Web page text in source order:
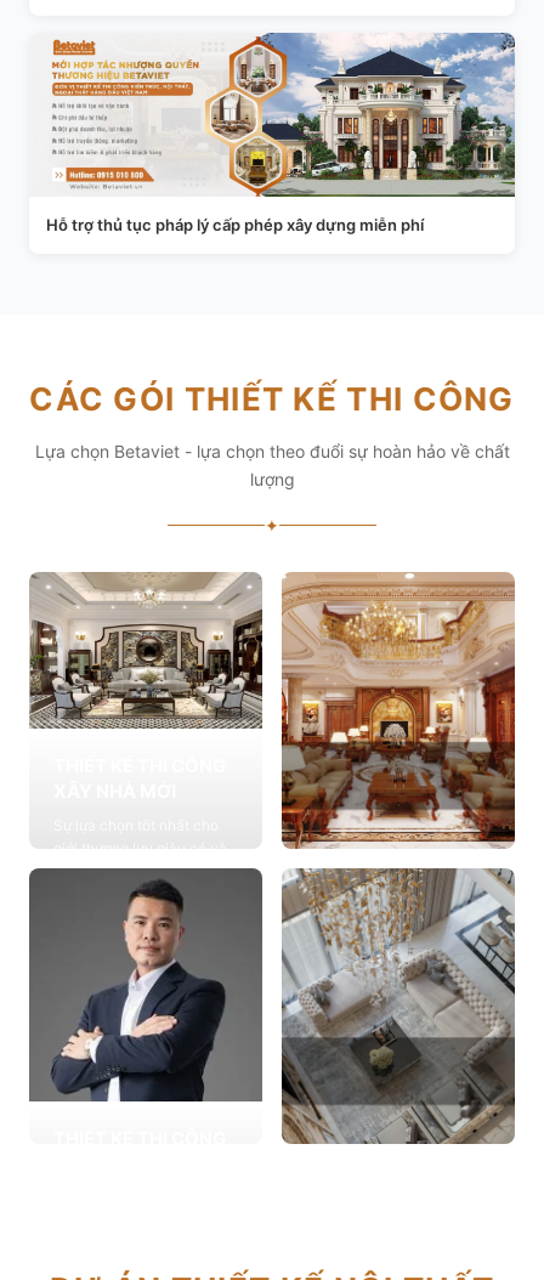
Hỗ trợ thủ tục pháp lý cấp phép xây dựng miễn phí
CÁC GÓI THIẾT KẾ THI CÔNG
Lựa chọn Betaviet - lựa chọn theo đuổi sự hoàn hảo về chất
lượng
✦
giới thượng lưu giàu có và
đẳng cấp, cung cấp các
giải pháp thiết kế chuyên
Xem chi tiết
THIẾT KẾ THI CÔNG
NỘI THẤT
Cung cấp các giải pháp
theo phong cách sống với
thiết kế nội thất thông minh
mang tính thẩm mỹ cao
Xem chi tiết
lựa chọn từ các gia đình